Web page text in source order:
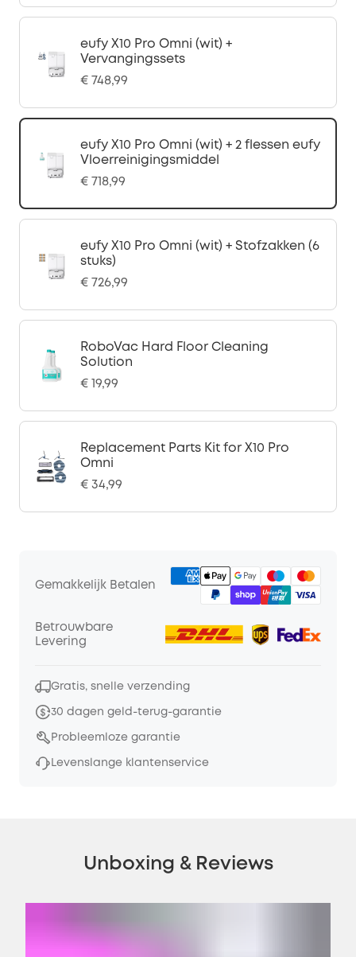
eufy X10 Pro Omni (wit) +
Vervangingssets
€ 748,99
eufy X10 Pro Omni (wit) + 2 flessen eufy
Vloerreinigingsmiddel
€ 718,99
eufy X10 Pro Omni (wit) + Stofzakken (6
stuks)
€ 726,99
RoboVac Hard Floor Cleaning
Solution
€ 19,99
Replacement Parts Kit for X10 Pro
Omni
€ 34,99
Gemakkelijk Betalen
Betrouwbare
Levering
Gratis, snelle verzending
30 dagen geld-terug-garantie
Probleemloze garantie
Levenslange klantenservice
Unboxing & Reviews